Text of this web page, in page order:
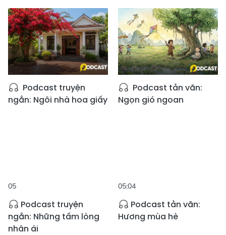
Podcast truyện
ngắn: Ngôi nhà hoa giấy
Podcast tản văn:
Ngọn gió ngoan
05
Podcast truyện
ngắn: Những tấm lòng
nhân ái
05:04
Podcast tản văn:
Hương mùa hè